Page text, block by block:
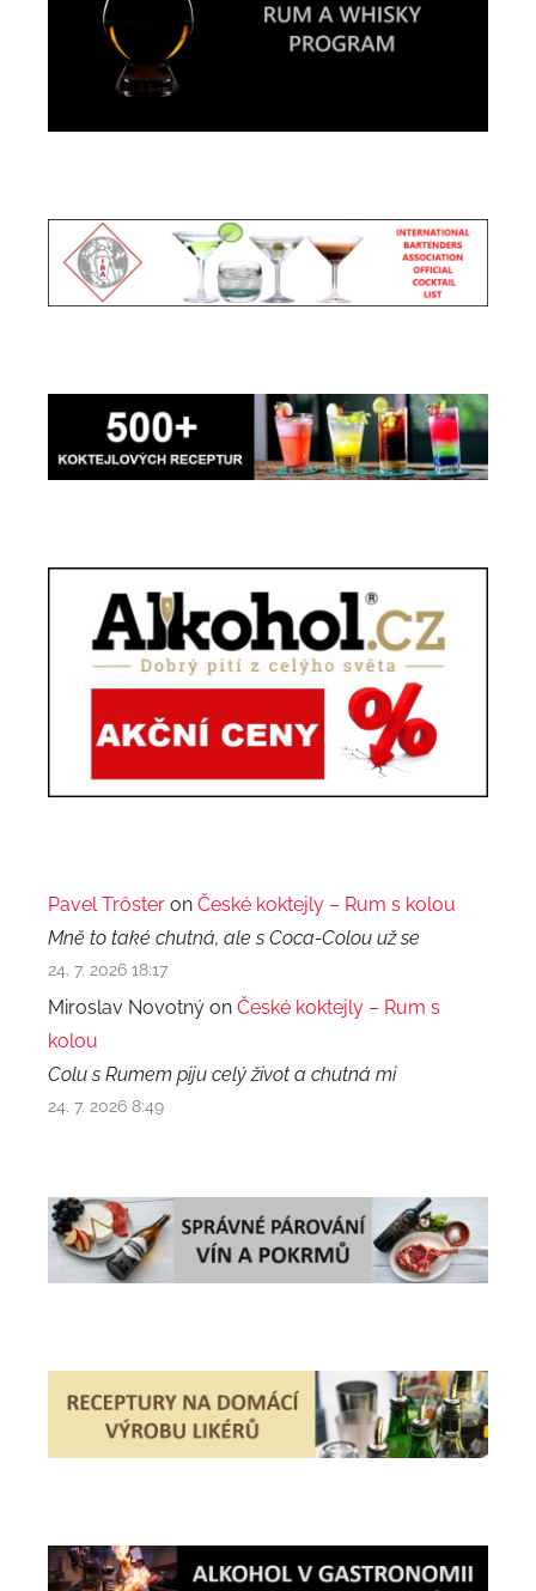
Pavel Trőster on České koktejly – Rum s kolou
Mně to také chutná, ale s Coca-Colou už se
24. 7. 2026 18:17
Miroslav Novotný on České koktejly – Rum s
kolou
Colu s Rumem piju celý život a chutná mi
24. 7. 2026 8:49